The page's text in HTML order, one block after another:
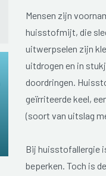
Mensen zijn
huisstofmijt, die
uitwerpselen zijn
uitdrogen en in
doordringen.
geïrriteerde keel,
(soort van uitslag
Bij huisstofallergie
beperken. Toch is